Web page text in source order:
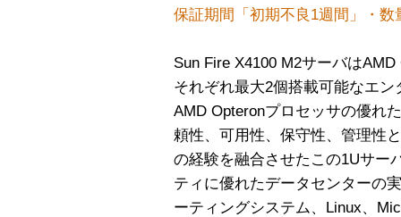
保証期間「初期不良1週間」・
Sun Fire X4100 M2サーバは
それぞれ最大2個搭載可能なエ
AMD Opteronプロセッサの優れ
頼性、可用性、保守性、管理性
の経験を融合させたこの1Uサー
ティに優れたデータセンターの
ーティングシステム、Linux、